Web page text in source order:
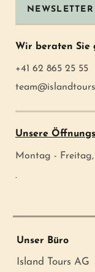
Wir beraten Sie
+41 62 865 25 55
Unsere
Montag -
.
Unser Büro
Island Tours AG